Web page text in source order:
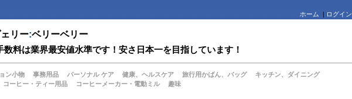
ホーム | ログイン
リー:ベリーベリー
料は業界最安値水準です！安さ日本一を目指しています！
ン小物 事務用品 パーソナル ケア 健康、ヘルスケア 旅行用かばん、バッグ
キッチン、ダイニング
コーヒー・ティー用品 コーヒーメーカー・電動ミル 趣味